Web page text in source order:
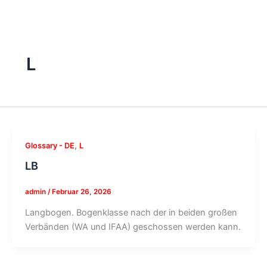
L
Glossary - DE, L
LB
admin /Februar 26, 2026
Langbogen. Bogenklasse nach der in beiden großen
Verbänden (WA und IFAA) geschossen werden kann.